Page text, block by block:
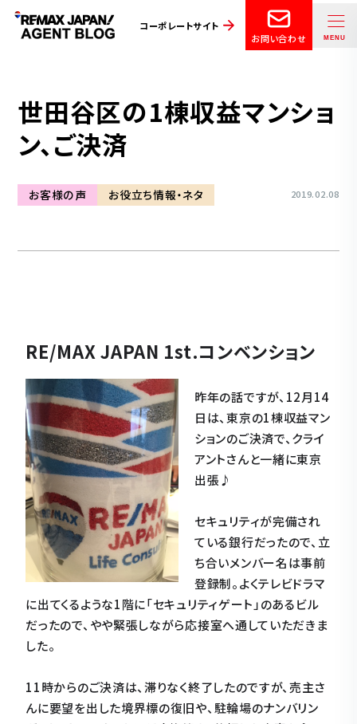
コーポレートサイト
お問い合わせ
世田谷区の1棟収益マンショ
ン、ご決済
お客様の声 お役立ち情報・ネタ 2019.02.08
RE/MAX JAPAN 1st.コンベンション
昨年の話ですが、12月14
日は、東京の1棟収益マン
ションのご決済で、クライ
アントさんと一緒に東京
出張♪
セキュリティが完備され
ている銀行だったので、立
ち合いメンバー名は事前
登録制。よくテレビドラマ
に出てくるような1階に「セキュリティゲート」のあるビル
だったので、やや緊張しながら応接室へ通していただきま
した。
11時からのご決済は、滞りなく終了したのですが、売主さ
んに要望を出した境界標の復旧や、駐輪場のナンバリン